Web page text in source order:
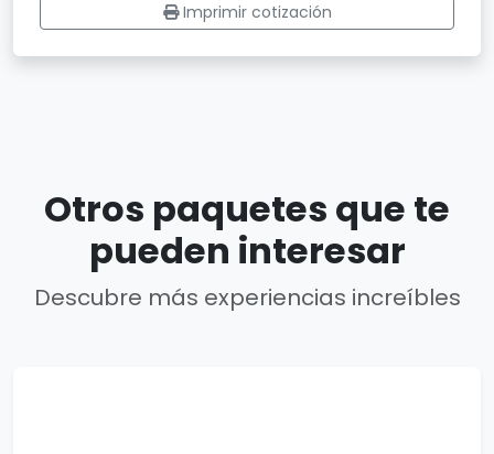
Imprimir cotización
Otros paquetes que te
pueden interesar
Descubre más experiencias increíbles